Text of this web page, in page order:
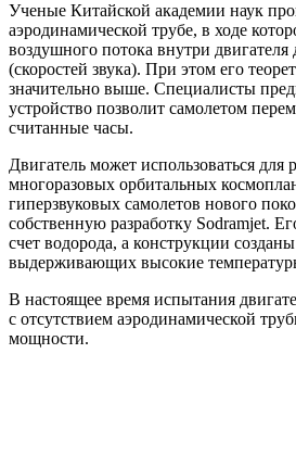
Ученые Китайской академии наук
аэродинамической трубе, в ходе
воздушного потока внутри двигателя
(скоростей звука). При этом его
значительно выше. Специалисты
устройство позволит самолетом
считанные часы.
Двигатель может использоваться для
многоразовых орбитальных
гиперзвуковых самолетов нового
собственную разработку Sodramjet.
счет водорода, а конструкции
выдерживающих высокие
В настоящее время испытания
с отсутствием аэродинамической
мощности.